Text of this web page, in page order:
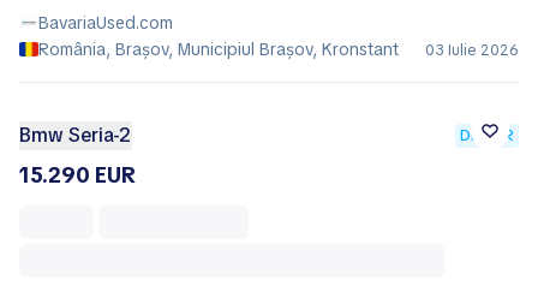
BavariaUsed.com
România, Brașov, Municipiul Braşov, Kronstant
03 Iulie 2026
Bmw Seria-2 DEALER
15.290 EUR